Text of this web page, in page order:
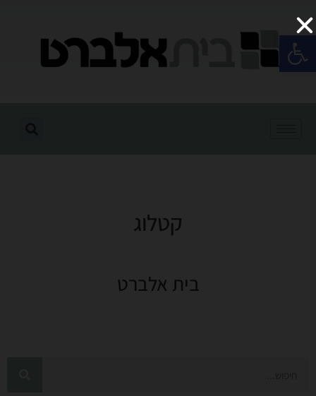
פתח סרגל נגישות
קטלוג
בית אלברט